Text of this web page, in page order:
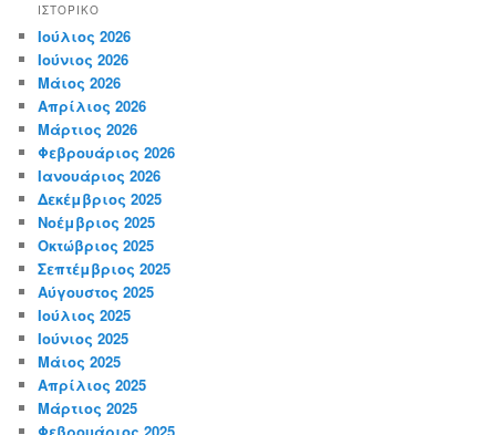
ΙΣΤΟΡΙΚΌ
Ιούλιος 2026
Ιούνιος 2026
Μάιος 2026
Απρίλιος 2026
Μάρτιος 2026
Φεβρουάριος 2026
Ιανουάριος 2026
Δεκέμβριος 2025
Νοέμβριος 2025
Οκτώβριος 2025
Σεπτέμβριος 2025
Αύγουστος 2025
Ιούλιος 2025
Ιούνιος 2025
Μάιος 2025
Απρίλιος 2025
Μάρτιος 2025